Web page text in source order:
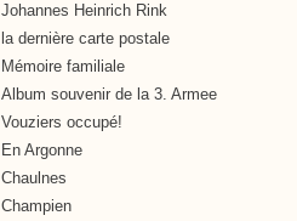
Johannes Heinrich Rink
la dernière carte postale
Mémoire familiale
Album souvenir de la 3. Armee
Vouziers occupé!
En Argonne
Chaulnes
Champien